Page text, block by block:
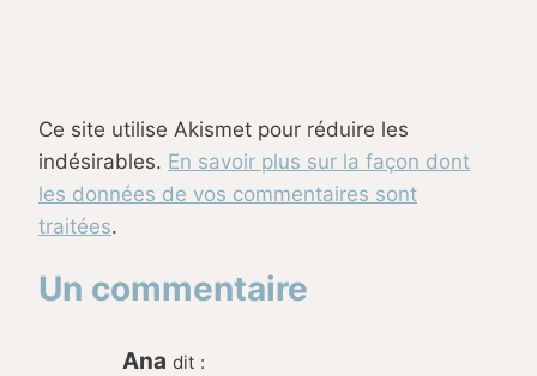
Ce site utilise Akismet pour réduire les
indésirables. En savoir plus sur la façon dont
les données de vos commentaires sont
traitées.
Un commentaire
Ana dit :